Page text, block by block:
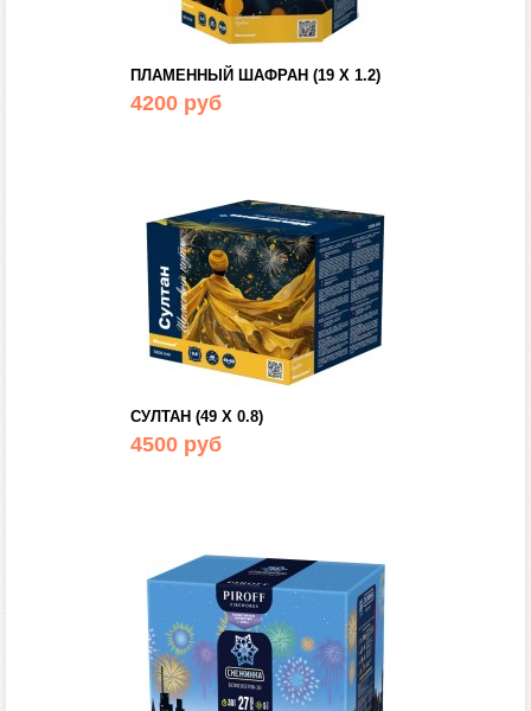
ПЛАМЕННЫЙ ШАФРАН (19 Х 1.2)
4200 руб
СУЛТАН (49 Х 0.8)
4500 руб